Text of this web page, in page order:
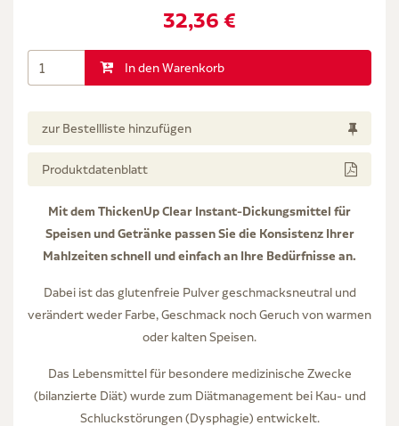
32,36 €
In den Warenkorb
zur Bestellliste hinzufügen
Produktdatenblatt
Mit dem ThickenUp Clear Instant-Dickungsmittel für
Speisen und Getränke passen Sie die Konsistenz Ihrer
Mahlzeiten schnell und einfach an Ihre Bedürfnisse an.
Dabei ist das glutenfreie Pulver geschmacksneutral und
verändert weder Farbe, Geschmack noch Geruch von warmen
oder kalten Speisen.
Das Lebensmittel für besondere medizinische Zwecke
(bilanzierte Diät) wurde zum Diätmanagement bei Kau- und
Schluckstörungen (Dysphagie) entwickelt.